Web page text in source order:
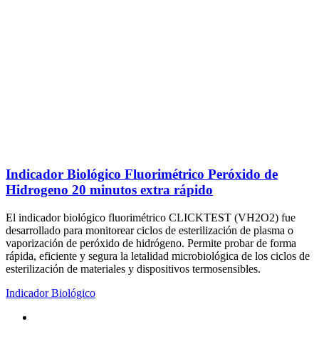
Indicador Biológico Fluorimétrico Peróxido de
Hidrogeno 20 minutos extra rápido
El indicador biológico fluorimétrico CLICKTEST (VH2O2) fue
desarrollado para monitorear ciclos de esterilización de plasma o
vaporización de peróxido de hidrógeno. Permite probar de forma
rápida, eficiente y segura la letalidad microbiológica de los ciclos de
esterilización de materiales y dispositivos termosensibles.
Indicador Biológico